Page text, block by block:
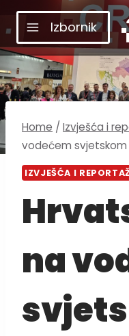
Skip
to
content
Izbornik
Home / Izvješća i
vodećem svjetskom
IZVJEŠĆA I
na